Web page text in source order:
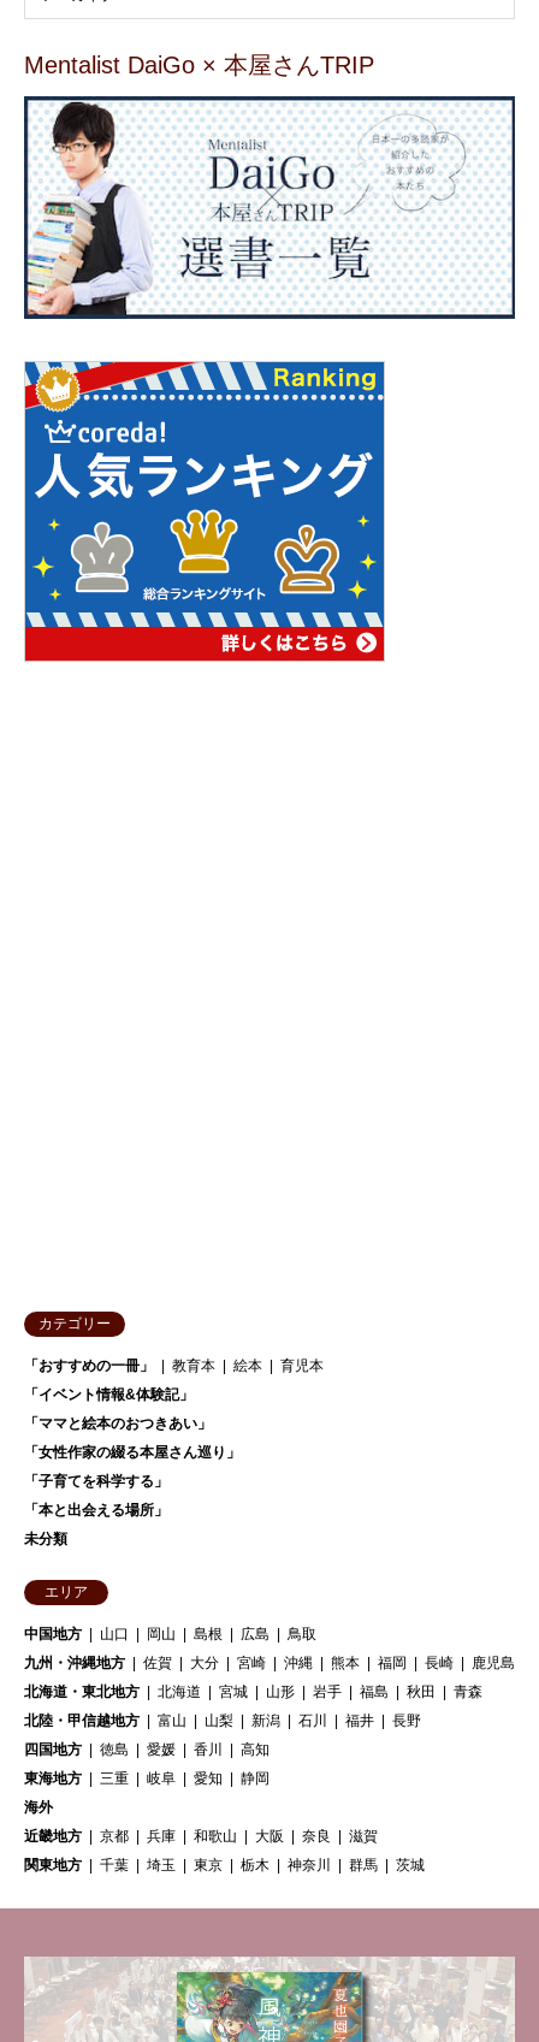
Mentalist DaiGo × 本屋さんTRIP
カテゴリー
「おすすめの一冊」 教育本 絵本
育児本
「イベント情報&体験記」
「ママと絵本のおつきあい」
「女性作家の綴る本屋さん巡り」
「子育てを科学する」
「本と出会える場所」
未分類
エリア
中国地方 山口 岡山 島根 広島
鳥取
九州・沖縄地方
佐賀 大分 宮崎 沖縄 熊本 福岡 長崎
鹿児島
北海道・東北地方
北海道 宮城 山形 岩手 福島 秋田
青森
北陸・甲信越地方
富山 山梨 新潟 石川 福井
長野
四国地方
徳島 愛媛 香川
高知
東海地方
三重 岐阜 愛知
静岡
海外
近畿地方
京都 兵庫 和歌山 大阪 奈良
滋賀
関東地方
千葉 埼玉 東京 栃木 神奈川 群馬 茨城